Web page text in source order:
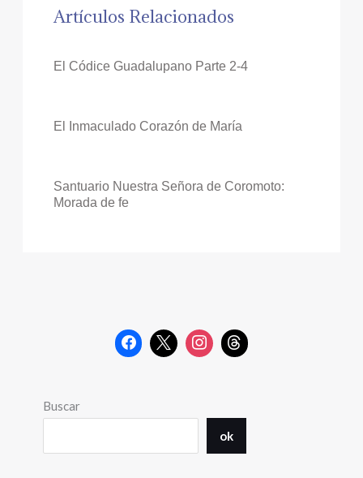
Artículos Relacionados
El Códice Guadalupano Parte 2-4
El Inmaculado Corazón de María
Santuario Nuestra Señora de Coromoto:
Morada de fe
Buscar
ok